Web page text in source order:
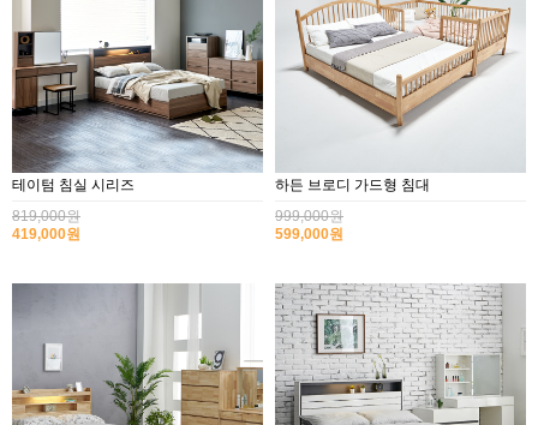
테이텀 침실 시리즈
819,000원
419,000원
하든 브로디 가드형 침대
999,000원
599,000원